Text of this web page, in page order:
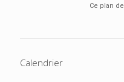
Ce plan de
Calendrier